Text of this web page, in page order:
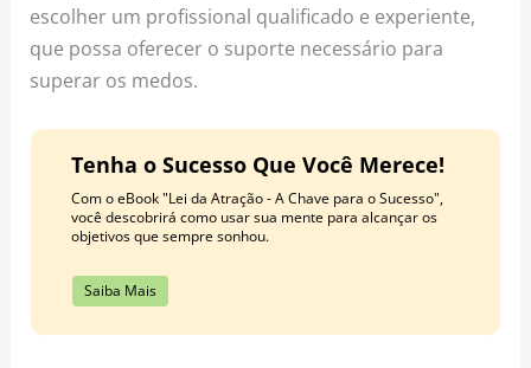
escolher um profissional qualificado e experiente,
que possa oferecer o suporte necessário para
superar os medos.
Tenha o Sucesso Que Você Merece!
Com o eBook "Lei da Atração - A Chave para o Sucesso",
você descobrirá como usar sua mente para alcançar os
objetivos que sempre sonhou.
Saiba Mais